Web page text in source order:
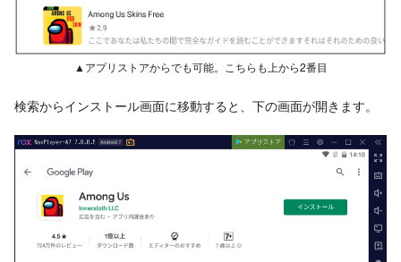
▲アプリストアからでも可能。こちらも上から2番目
検索からインストール画面に移動すると、下の画面が開きます。